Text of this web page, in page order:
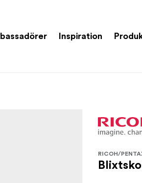
Inspiration
RICOH/